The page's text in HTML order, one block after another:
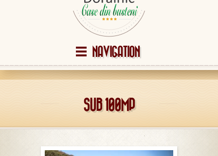
NAVIGATION
SUB 100MP